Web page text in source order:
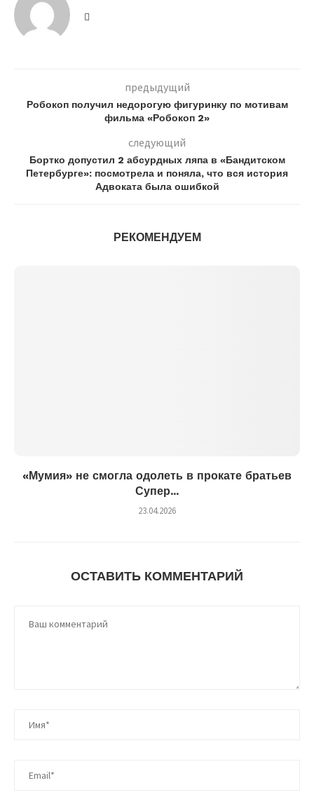
предыдущий
Робокоп получил недорогую фигуринку по мотивам
фильма «Робокоп 2»
следующий
Бортко допустил 2 абсурдных ляпа в «Бандитском
Петербурге»: посмотрела и поняла, что вся история
Адвоката была ошибкой
РЕКОМЕНДУЕМ
«Мумия» не смогла одолеть в прокате братьев
Супер...
23.04.2026
ОСТАВИТЬ КОММЕНТАРИЙ